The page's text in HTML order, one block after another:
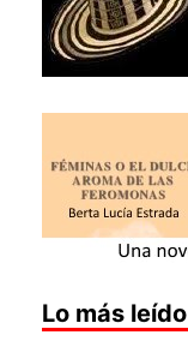
Lo más leído